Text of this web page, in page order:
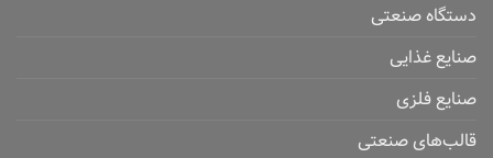
دستگاه صنعتی
صنایع غذایی
صنایع فلزی
قالب‌های صنعتی